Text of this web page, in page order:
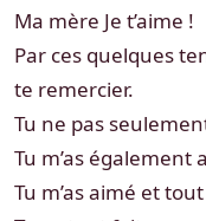
Ma mère Je t’aime !
Par ces quelques
te remercier.
Tu ne pas
Tu m’as également
Tu m’as aimé et